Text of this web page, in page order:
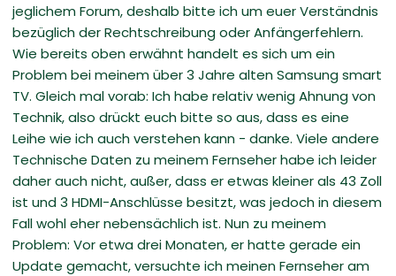
jeglichem Forum, deshalb bitte ich um euer Verständnis
bezüglich der Rechtschreibung oder Anfängerfehlern.
Wie bereits oben erwähnt handelt es sich um ein
Problem bei meinem über 3 Jahre alten Samsung smart
TV. Gleich mal vorab: Ich habe relativ wenig Ahnung von
Technik, also drückt euch bitte so aus, dass es eine
Leihe wie ich auch verstehen kann - danke. Viele andere
Technische Daten zu meinem Fernseher habe ich leider
daher auch nicht, außer, dass er etwas kleiner als 43 Zoll
ist und 3 HDMI-Anschlüsse besitzt, was jedoch in diesem
Fall wohl eher nebensächlich ist. Nun zu meinem
Problem: Vor etwa drei Monaten, er hatte gerade ein
Update gemacht, versuchte ich meinen Fernseher am